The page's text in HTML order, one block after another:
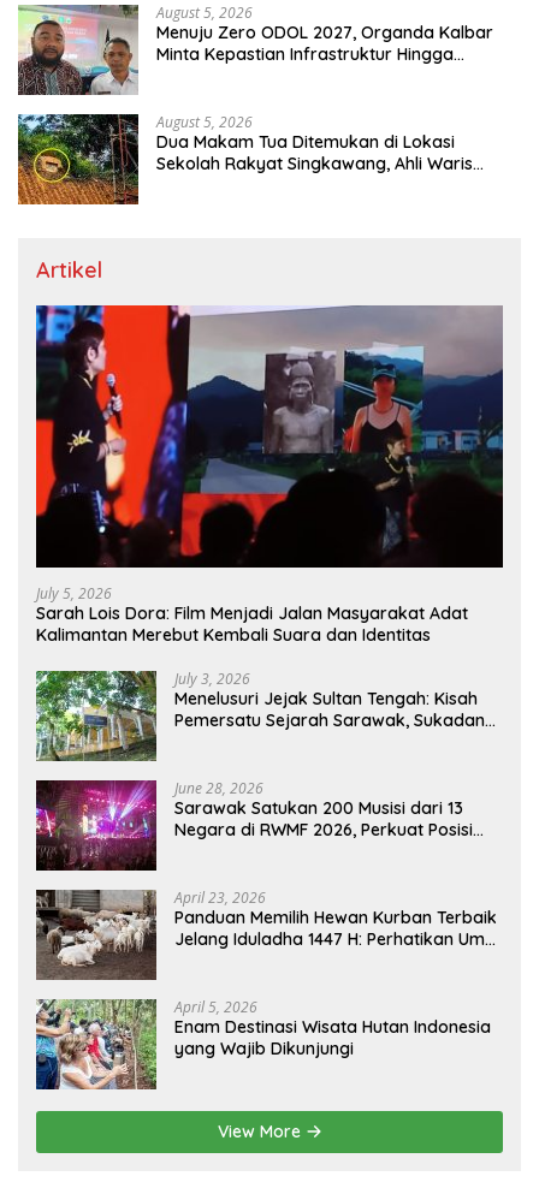
August 5, 2026
Menuju Zero ODOL 2027, Organda Kalbar
Minta Kepastian Infrastruktur Hingga
August 5, 2026
Dua Makam Tua Ditemukan di Lokasi
Sekolah Rakyat Singkawang, Ahli Waris
Artikel
July 5, 2026
Sarah Lois Dora: Film Menjadi Jalan Masyarakat Adat
Kalimantan Merebut Kembali Suara dan Identitas
July 3, 2026
Menelusuri Jejak Sultan Tengah: Kisah
Pemersatu Sejarah Sarawak, Sukadana,
June 28, 2026
Sarawak Satukan 200 Musisi dari 13
Negara di RWMF 2026, Perkuat Posisi
April 23, 2026
Panduan Memilih Hewan Kurban Terbaik
Jelang Iduladha 1447 H: Perhatikan Umur
April 5, 2026
Enam Destinasi Wisata Hutan Indonesia
yang Wajib Dikunjungi
View More